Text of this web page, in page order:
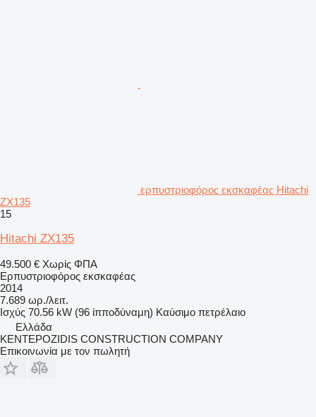
ερπυστριοφόρος εκσκαφέας Hitachi
ZX135
15
Hitachi ZX135
49.500 € Χωρίς ΦΠΑ
Ερπυστριοφόρος εκσκαφέας
2014
7.689 ωρ./λειτ.
Ισχύς 70.56 kW (96 ίπποδύναμη) Καύσιμο πετρέλαιο
Ελλάδα
KENTEPOZIDIS CONSTRUCTION COMPANY
Επικοινωνία με τον πωλητή